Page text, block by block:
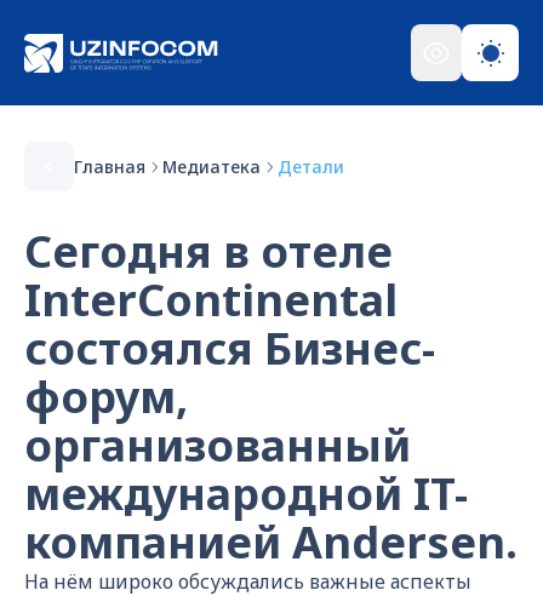
Главная Медиатека Детали
Сегодня в отеле
InterContinental
состоялся Бизнес-
форум,
организованный
международной IT-
компанией Andersen.
На нём широко обсуждались важные аспекты